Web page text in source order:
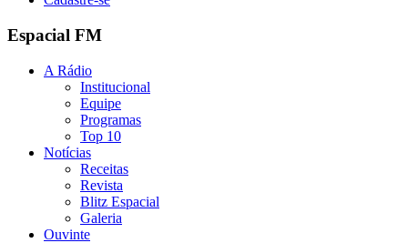
Espacial FM
A Rádio
Institucional
Equipe
Programas
Top 10
Notícias
Receitas
Revista
Blitz Espacial
Galeria
Ouvinte